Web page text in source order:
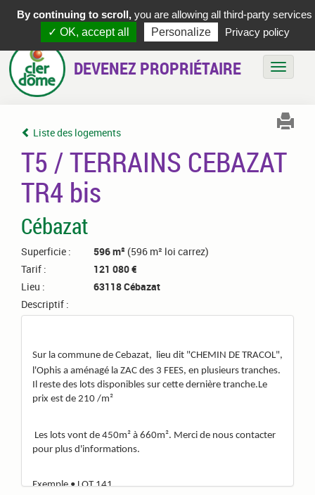
DEVENEZ PROPRIÉTAIRE
Liste des logements
T5 / TERRAINS CEBAZAT
TR4 bis
Cébazat
Superficie : 596 m² (596 m² loi carrez)
Tarif :
121 080 €
Lieu :
63118 Cébazat
Descriptif :
Sur la commune de Cebazat, lieu dit "CHEMIN DE TRACOL",
l'Ophis a aménagé la ZAC des 3 FEES, en plusieurs tranches.
Il reste des lots disponibles sur cette dernière tranche.Le
prix est de 210 /m²
Les lots vont de 450m² à 660m². Merci de nous contacter
pour plus d'informations.
Exemple • LOT 141
By continuing to scroll, you are allowing all third-party services
✓ OK, accept all
Personalize Privacy policy